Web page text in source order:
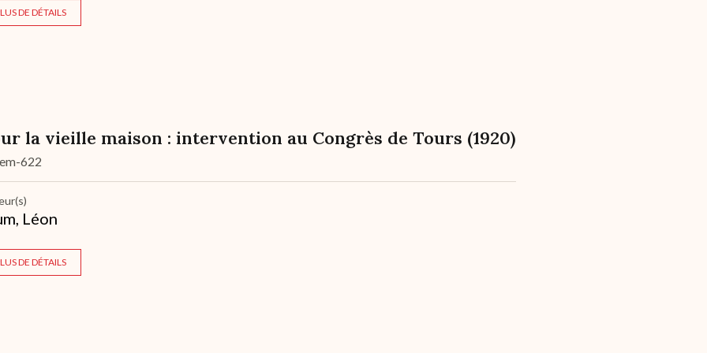
DE DÉTAILS
la vieille maison : intervention au Congrès de Tours (1920)
622
Léon
DE DÉTAILS